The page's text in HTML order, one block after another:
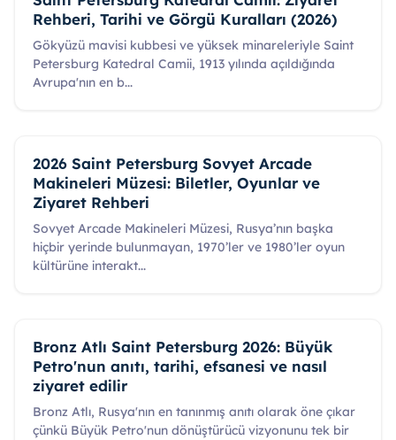
Rehberi, Tarihi ve Görgü Kuralları (2026)
Gökyüzü mavisi kubbesi ve yüksek minareleriyle Saint
Petersburg Katedral Camii, 1913 yılında açıldığında
Avrupa'nın en b...
2026 Saint Petersburg Sovyet Arcade
Makineleri Müzesi: Biletler, Oyunlar ve
Ziyaret Rehberi
Sovyet Arcade Makineleri Müzesi, Rusya’nın başka
hiçbir yerinde bulunmayan, 1970’ler ve 1980’ler oyun
kültürüne interakt...
Bronz Atlı Saint Petersburg 2026: Büyük
Petro'nun anıtı, tarihi, efsanesi ve nasıl
ziyaret edilir
Bronz Atlı, Rusya'nın en tanınmış anıtı olarak öne çıkar
çünkü Büyük Petro'nun dönüştürücü vizyonunu tek bir